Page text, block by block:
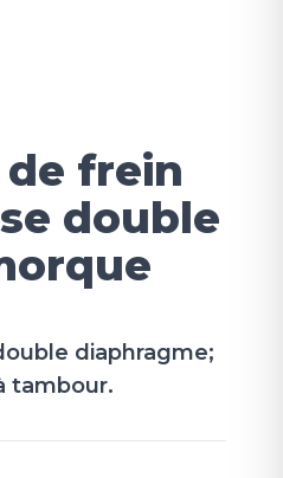
frein
double
diaphragme;
tambour.